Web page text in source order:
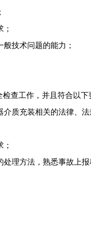
技术问题的能力；
查工作，并且符合以下
质充装相关的法律、
理方法，熟悉事故上报